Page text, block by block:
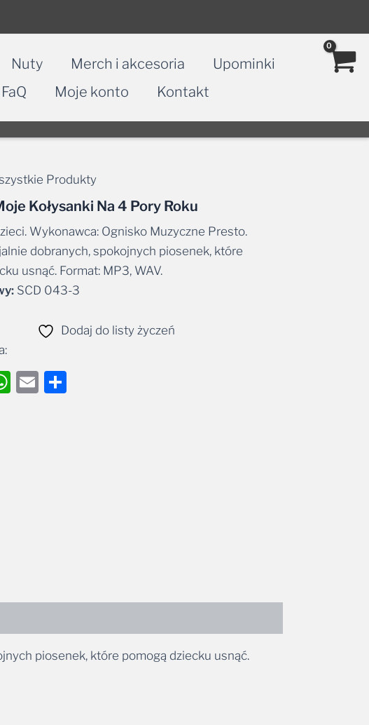
Nuty Merch i akcesoria
Upominki
FaQ Moje konto Kontakt
Produkty
Kołysanki Na 4 Pory Roku
Wykonawca: Ognisko Muzyczne Presto.
dobranych, spokojnych piosenek, które
usnąć. Format: MP3, WAV.
SCD 043-3
Dodaj do listy życzeń
WhatsApp
EmailShare
piosenek, które pomogą dziecku usnąć.